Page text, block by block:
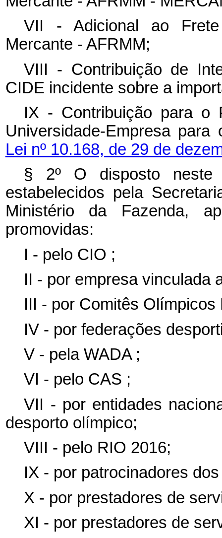
VII - Adicional ao
Mercante - AFRMM;
VIII - Contribuição de
CIDE incidente sobre a
IX - Contribuição para o
Universidade-Empresa
Lei nº 10.168, de 29 de
§ 2º O disposto neste
estabelecidos pela
Ministério da Fazenda,
promovidas:
I - pelo CIO ;
II - por empresa vinculada
III - por Comitês Olímpicos
IV - por federações
V - pelaWADA ;
VI - pelo CAS ;
VII - por entidades
desporto olímpico;
VIII - pelo RIO 2016;
IX - por patrocinadores
X - por prestadores de
XI - por prestadores de